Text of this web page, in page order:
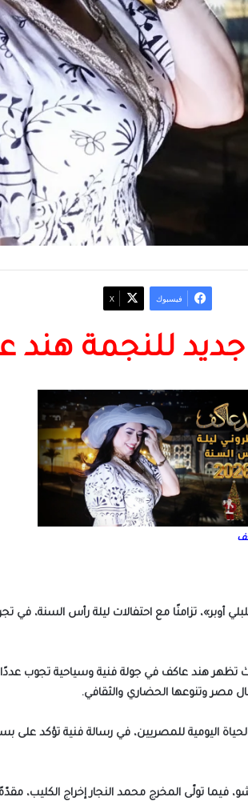
فيسبوك ‫X
للنجمة
أوبر»، تزامنًا مع احتفالات ليلة رأس السنة، في
تظهر هند عاكف في جولة فنية وسياحية تجوب
مصر وتنوعها الحضاري والثقافي.
اليومية للمصريين، في رسالة فنية تؤكد
تولّى المخرج محمد النجار إخراج الكليب، مقدّمًا